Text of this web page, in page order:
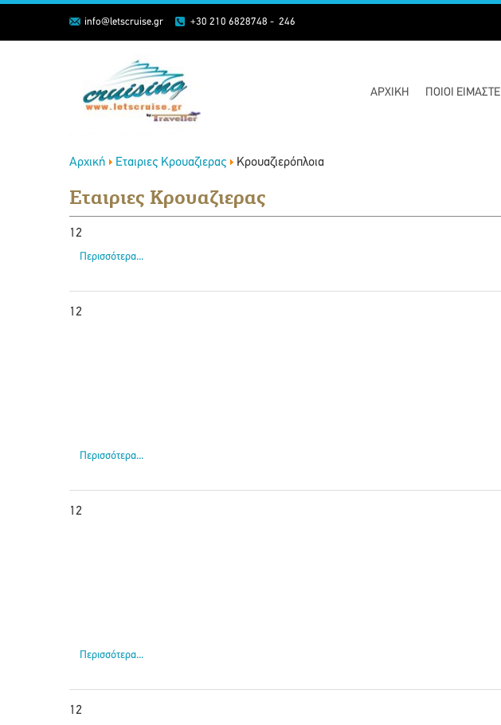
info@letscruise.gr +30 210 6828748 - 246
ΑΡΧΙΚΉ ΠΟΙΟΊ ΕΊΜΑΣΤΕ
Αρχική Εταιριες Κρουαζιερας Κρουαζιερόπλοια
Εταιριες Κρουαζιερας
12
Περισσότερα...
12
Περισσότερα...
12
Περισσότερα...
12